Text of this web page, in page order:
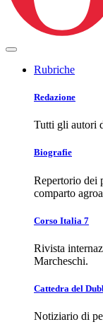
Rubriche
Redazione
Tutti gli autori
Biografie
Repertorio dei
comparto
Corso Italia 7
Rivista
Marcheschi.
Cattedra del
Notiziario di